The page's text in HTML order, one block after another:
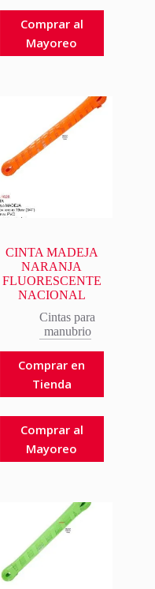
Comprar al
Mayoreo
CINTA MADEJA
NARANJA
FLUORESCENTE
NACIONAL
Cintas para
manubrio
Comprar en
Tienda
Comprar al
Mayoreo